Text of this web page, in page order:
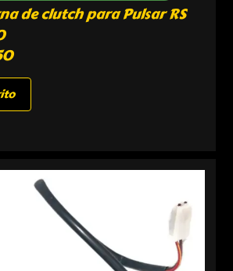
de clutch para Pulsar RS